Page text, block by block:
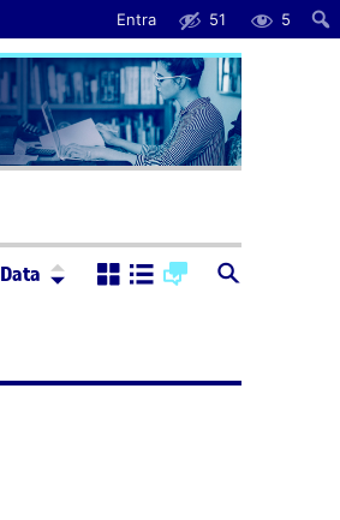
Entra 51 5
Data Ordre: Descendent